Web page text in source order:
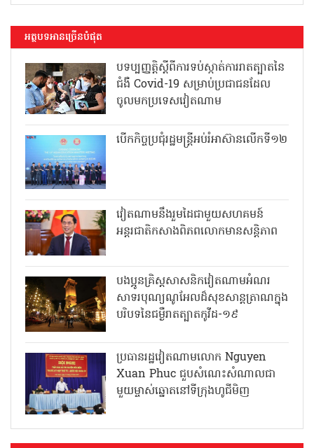
អត្ថបទអានច្រើនបំផុត
បទប្បញ្ញត្តិស្តីពីការទប់ស្កាត់ការរាតត្បាតនៃ
ជំងឺ Covid-19 សម្រាប់ប្រជាជនដែល
ចូលមកប្រទេសវៀតណាម
បើកកិច្ចប្រជុំរដ្ឋមន្ត្រីអប់រំអាស៊ានលើកទី១២
វៀតណាមនឹងរួមដៃជាមួយសហគមន៍
អន្តរជាតិកសាងពិភពលោកមានសន្តិភាព
បងប្អូនគ្រិស្តសាសនិកវៀតណាមអំណរ
សាទរបុណ្យណូអែលដ៏សុខសាន្តត្រាណក្នុង
បរិបទនៃជម្ងឺរាតត្បាតកូវីដ-១៩
ប្រធានរដ្ឋវៀតណាមលោក Nguyen
Xuan Phuc ជួបសំណេះសំណាលជា
មួយម្ចាស់ឆ្នោតនៅទីក្រុងហូជីមិញ